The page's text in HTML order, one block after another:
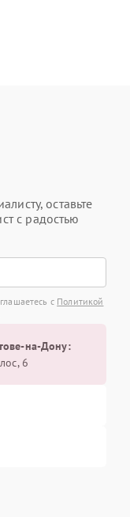
оставьте
с радостью
с Политикой
на-Дону:
6